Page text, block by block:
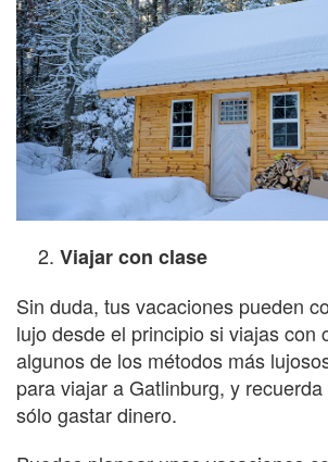
Viajar con clase
Sin duda, tus vacaciones pueden
lujo desde el principio si viajas con
algunos de los métodos más
para viajar a Gatlinburg, y
sólo gastar dinero.